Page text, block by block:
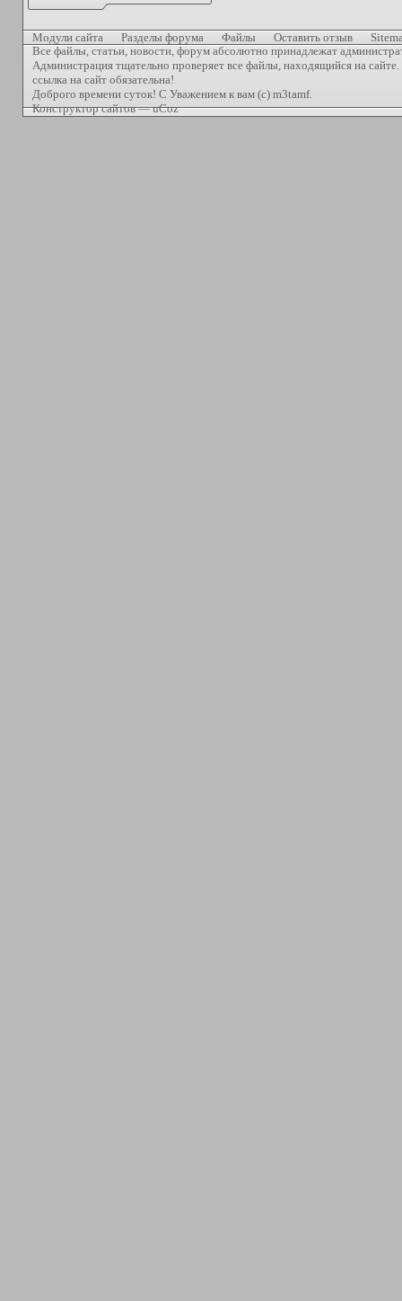
Модули сайта Разделы форума Файлы Оставить отзыв
Все файлы, статьи, новости, форум абсолютно принадлежат
Администрация тщательно проверяет все файлы, находящийся на
ссылка на сайт обязательна!
Доброго времени суток! С Уважением к вам (с) m3tamf.
Конструктор сайтов—uCoz